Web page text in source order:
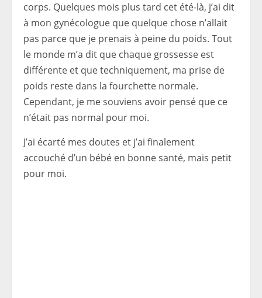
corps. Quelques mois plus tard cet été-là, j’ai dit
à mon gynécologue que quelque chose n’allait
pas parce que je prenais à peine du poids. Tout
le monde m’a dit que chaque grossesse est
différente et que techniquement, ma prise de
poids reste dans la fourchette normale.
Cependant, je me souviens avoir pensé que ce
n’était pas normal pour moi.
J’ai écarté mes doutes et j’ai finalement
accouché d’un bébé en bonne santé, mais petit
pour moi.